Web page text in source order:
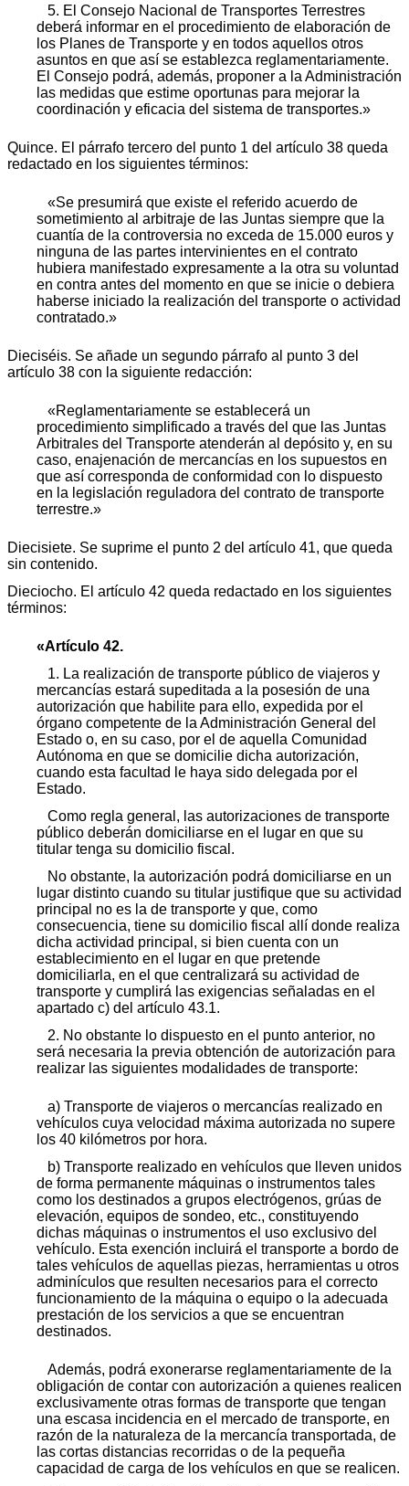
5. El Consejo Nacional de Transportes Terrestres
deberá informar en el procedimiento de elaboración de
los Planes de Transporte y en todos aquellos otros
asuntos en que así se establezca reglamentariamente.
El Consejo podrá, además, proponer a la Administración
las medidas que estime oportunas para mejorar la
coordinación y eficacia del sistema de transportes.»
Quince. El párrafo tercero del punto 1 del artículo 38 queda
redactado en los siguientes términos:
«Se presumirá que existe el referido acuerdo de
sometimiento al arbitraje de las Juntas siempre que la
cuantía de la controversia no exceda de 15.000 euros y
ninguna de las partes intervinientes en el contrato
hubiera manifestado expresamente a la otra su voluntad
en contra antes del momento en que se inicie o debiera
haberse iniciado la realización del transporte o actividad
contratado.»
Dieciséis. Se añade un segundo párrafo al punto 3 del
artículo 38 con la siguiente redacción:
«Reglamentariamente se establecerá un
procedimiento simplificado a través del que las Juntas
Arbitrales del Transporte atenderán al depósito y, en su
caso, enajenación de mercancías en los supuestos en
que así corresponda de conformidad con lo dispuesto
en la legislación reguladora del contrato de transporte
terrestre.»
Diecisiete. Se suprime el punto 2 del artículo 41, que queda
sin contenido.
Dieciocho. El artículo 42 queda redactado en los siguientes
términos:
«Artículo 42.
1. La realización de transporte público de viajeros y
mercancías estará supeditada a la posesión de una
autorización que habilite para ello, expedida por el
órgano competente de la Administración General del
Estado o, en su caso, por el de aquella Comunidad
Autónoma en que se domicilie dicha autorización,
cuando esta facultad le haya sido delegada por el
Estado.
Como regla general, las autorizaciones de transporte
público deberán domiciliarse en el lugar en que su
titular tenga su domicilio fiscal.
No obstante, la autorización podrá domiciliarse en un
lugar distinto cuando su titular justifique que su actividad
principal no es la de transporte y que, como
consecuencia, tiene su domicilio fiscal allí donde realiza
dicha actividad principal, si bien cuenta con un
establecimiento en el lugar en que pretende
domiciliarla, en el que centralizará su actividad de
transporte y cumplirá las exigencias señaladas en el
apartado c) del artículo 43.1.
2. No obstante lo dispuesto en el punto anterior, no
será necesaria la previa obtención de autorización para
realizar las siguientes modalidades de transporte:
a) Transporte de viajeros o mercancías realizado en
vehículos cuya velocidad máxima autorizada no supere
los 40 kilómetros por hora.
b) Transporte realizado en vehículos que lleven unidos
de forma permanente máquinas o instrumentos tales
como los destinados a grupos electrógenos, grúas de
elevación, equipos de sondeo, etc., constituyendo
dichas máquinas o instrumentos el uso exclusivo del
vehículo. Esta exención incluirá el transporte a bordo de
tales vehículos de aquellas piezas, herramientas u otros
adminículos que resulten necesarios para el correcto
funcionamiento de la máquina o equipo o la adecuada
prestación de los servicios a que se encuentran
destinados.
Además, podrá exonerarse reglamentariamente de la
obligación de contar con autorización a quienes realicen
exclusivamente otras formas de transporte que tengan
una escasa incidencia en el mercado de transporte, en
razón de la naturaleza de la mercancía transportada, de
las cortas distancias recorridas o de la pequeña
capacidad de carga de los vehículos en que se realicen.